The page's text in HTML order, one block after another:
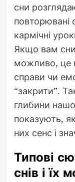
сни
кармічні
Якщо вам
можливо, це
справи чи
“закрити”.
глибини
показують,
них сенс і
Типові
снів і їх